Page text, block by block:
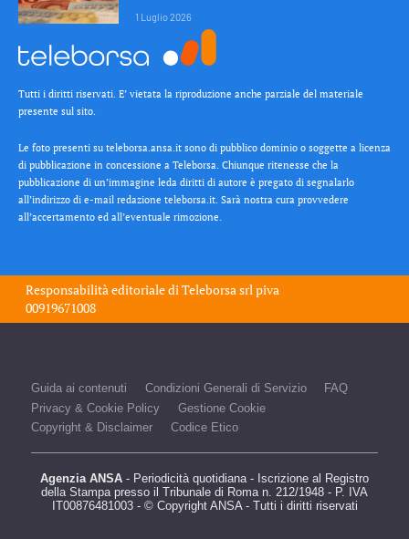
1 Luglio 2026
Tutti i diritti riservati. E’ vietata la riproduzione anche parziale del materiale
presente sul sito.
Le foto presenti su teleborsa.ansa.it sono di pubblico dominio o soggette a licenza
di pubblicazione in concessione a Teleborsa. Chiunque ritenesse che la
pubblicazione di un’immagine leda diritti di autore è pregato di segnalarlo
all’indirizzo di e-mail redazione teleborsa.it. Sarà nostra cura provvedere
all’accertamento ed all’eventuale rimozione.
Responsabilità editoriale diTeleborsa srlpiva
00919671008
Guida ai contenuti Condizioni Generali di Servizio
FAQ
Privacy & Cookie Policy
Gestione Cookie
Copyright & Disclaimer
Codice Etico
Agenzia ANSA - Periodicità quotidiana - Iscrizione al Registro
della Stampa presso il Tribunale di Roma n. 212/1948 - P. IVA
IT00876481003 - © Copyright ANSA - Tutti i diritti riservati